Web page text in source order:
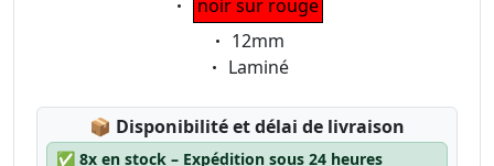
noir sur rouge
Eigenschaft:
12mm
Eigenschaft:
Laminé
📦 Lagerstatus:
Disponibilité et délai de livraison
✅ 8x en stock – Expédition sous 24 heures